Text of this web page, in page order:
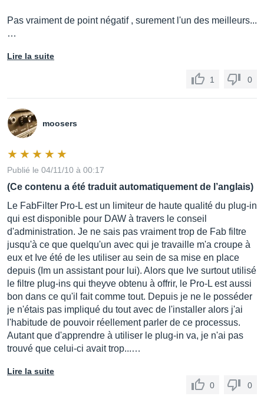
Pas vraiment de point négatif , surement l'un des meilleurs...
…
Lire la suite
1 0
moosers
Publié le 04/11/10 à 00:17
(Ce contenu a été traduit automatiquement de l’anglais)
Le FabFilter Pro-L est un limiteur de haute qualité du plug-in
qui est disponible pour DAW à travers le conseil
d'administration. Je ne sais pas vraiment trop de Fab filtre
jusqu'à ce que quelqu'un avec qui je travaille m'a croupe à
eux et Ive été de les utiliser au sein de sa mise en place
depuis (Im un assistant pour lui). Alors que Ive surtout utilisé
le filtre plug-ins qui theyve obtenu à offrir, le Pro-L est aussi
bon dans ce qu'il fait comme tout. Depuis je ne le posséder
je n'étais pas impliqué du tout avec de l'installer alors j'ai
l'habitude de pouvoir réellement parler de ce processus.
Autant que d'apprendre à utiliser le plug-in va, je n'ai pas
trouvé que celui-ci avait trop...…
Lire la suite
0
0